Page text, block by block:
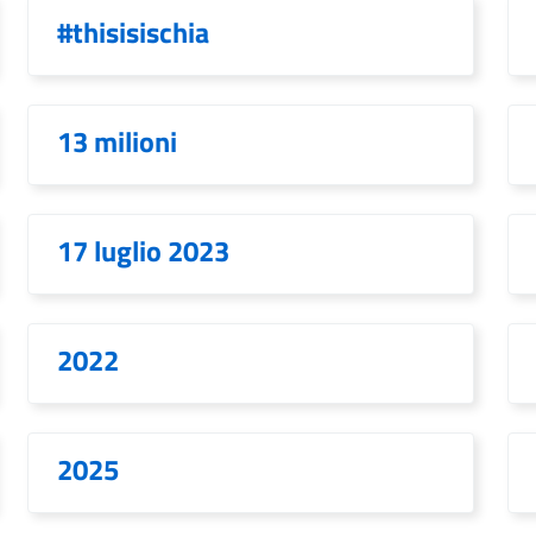
#thisisischia
13 milioni
17 luglio 2023
2022
2025